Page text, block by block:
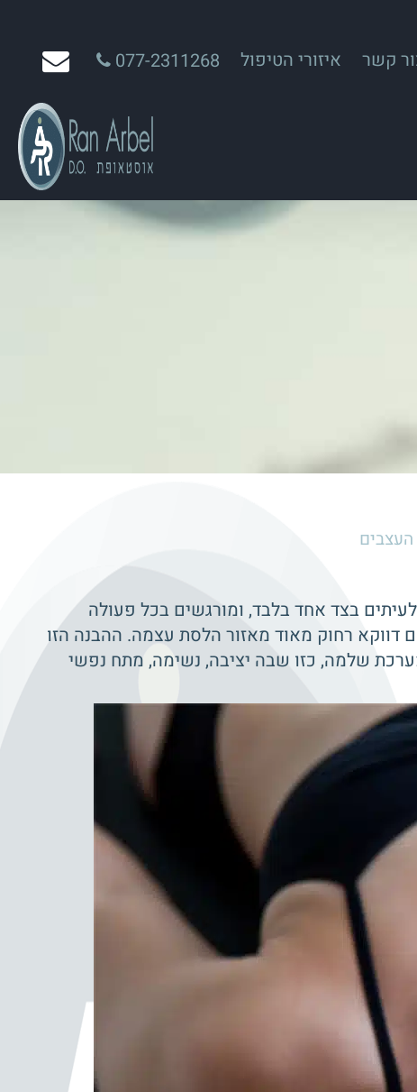
קשר איזורי הטיפול 077-2311268
בצד אחד בלבד, ומורגשים בכל פעולה
דווקא רחוק מאוד מאזור הלסת עצמה. ההבנה הזו
שלמה, כזו שבה יציבה, נשימה, מתח נפשי